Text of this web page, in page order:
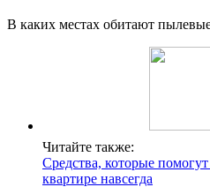
В каких местах обитают
Читайте также:
Средства, которые
квартире навсегда